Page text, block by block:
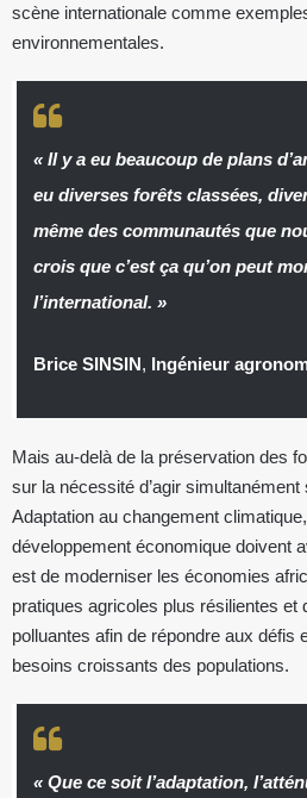
scène internationale comme
environnementales.
« Il y a eu beaucoup de plans
eu diverses forêts classées,
même des communautés que
crois que c’est ça qu’on peut
l’international. »
Brice SINSIN, Ingénieur
Mais au-delà de la préservation des
sur la nécessité d’agir
Adaptation au changement
développement économique doivent
est de moderniser les économies
pratiques agricoles plus résilientes et
polluantes afin de répondre aux défis
besoins croissants des populations.
« Que ce soit l’adaptation,